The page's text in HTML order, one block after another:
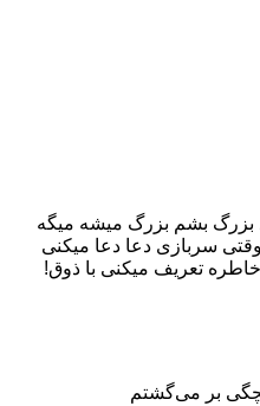
بزرگ بشم بزرگ میشه میگه
سربازی دعا دعا میکنی
تعریف میکنی با ذوق!
بر می‌گشتم